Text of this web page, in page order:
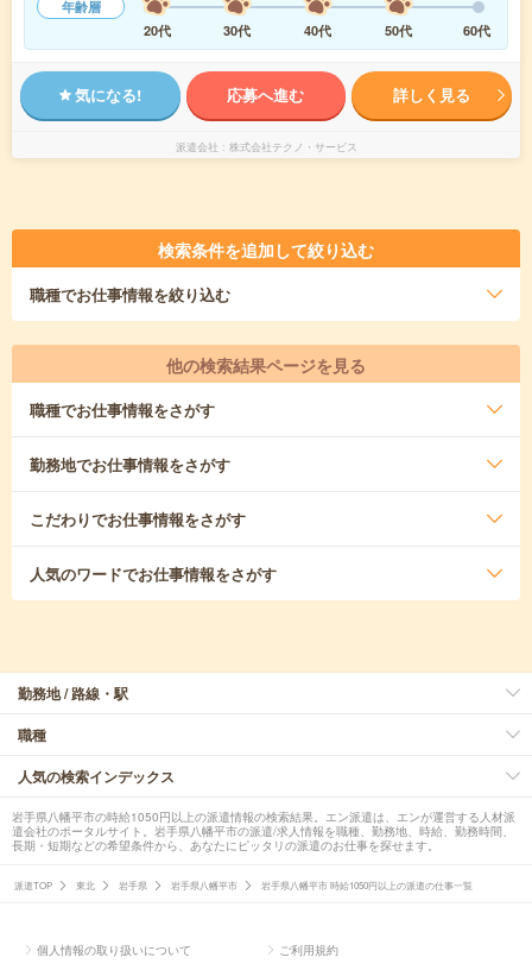
年齢層
20代
30代 40代 50代 60代
気になる! 応募へ進む 詳しく見る
派遣会社 株式会社テクノ・サービス
検索条件を追加して絞り込む
職種でお仕事情報を絞り込む
他の検索結果ページを見る
職種でお仕事情報をさがす
勤務地でお仕事情報をさがす
こだわりでお仕事情報をさがす
人気のワードでお仕事情報をさがす
勤務地 / 路線・駅
職種
人気の検索インデックス
岩手県八幡平市の時給1050円以上の派遣情報の検索結果。エン派遣は、エンが運営する人材派
遣会社のポータルサイト。岩手県八幡平市の派遣/求人情報を職種、勤務地、時給、勤務時間、
長期・短期などの希望条件から、あなたにピッタリの派遣のお仕事を探せます。
派遣TOP 東北 岩手県 岩手県八幡平市 岩手県八幡平市 時給1050円以上の派遣の仕事一覧
個人情報の取り扱いについて ご利用規約